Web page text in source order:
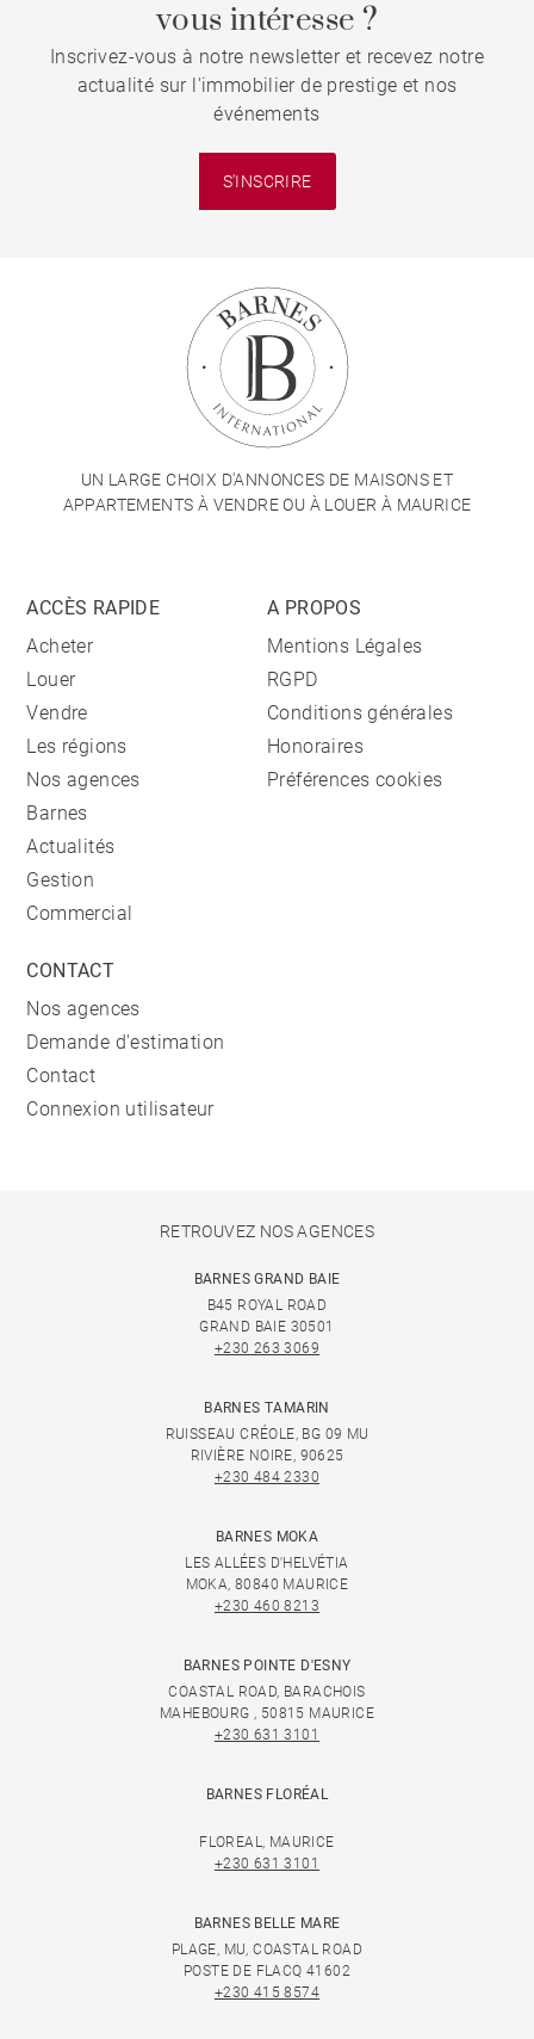
vous intéresse ?
Inscrivez-vous à notre newsletter et recevez notre
actualité sur l'immobilier de prestige et nos
événements
S'INSCRIRE
UN LARGE CHOIX D'ANNONCES DE MAISONS ET
APPARTEMENTS À VENDRE OU À LOUER À MAURICE
ACCÈS RAPIDE
Acheter
Louer
Vendre
Les régions
Nos agences
Barnes
Actualités
Gestion
Commercial
A PROPOS
Mentions Légales
RGPD
Conditions générales
Honoraires
Préférences cookies
CONTACT
Nos agences
Demande d'estimation
Contact
Connexion utilisateur
RETROUVEZ NOS AGENCES
BARNES GRAND BAIE
B45 ROYAL ROAD
GRAND BAIE 30501
+230 263 3069
BARNES TAMARIN
RUISSEAU CRÉOLE, BG 09 MU
RIVIÈRE NOIRE, 90625
+230 484 2330
BARNES MOKA
LES ALLÉES D'HELVÉTIA
MOKA, 80840 MAURICE
+230 460 8213
BARNES POINTE D'ESNY
COASTAL ROAD, BARACHOIS
MAHEBOURG , 50815 MAURICE
+230 631 3101
BARNES FLORÉAL
FLOREAL, MAURICE
+230 631 3101
BARNES BELLE MARE
PLAGE, MU, COASTAL ROAD
POSTE DE FLACQ 41602
+230 415 8574